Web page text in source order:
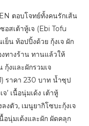
ตอบโจทย์ทั้งคนรักเส้น
อสเต้าหู้เจ (Ebi Tofu
ย็น ท้อปปิ้งด้วย กุ้งเจ ผัก
ทางร้าน ทานแล้วให้
กุ้งและผักรวมเจ
ราคา 230 บาท น้ำซุป
’ เนื้อนุ่มเด้ง เต้าหู้
งตัว, เมนูยากิโซบะกุ้งเจ
อนุ่มเด้งและผัก ผัดคลุก